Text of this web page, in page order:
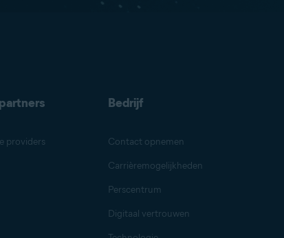
providers
Bedrijf
Contact opnemen
Carrièremogelijkheden
Perscentrum
Digitaal vertrouwen